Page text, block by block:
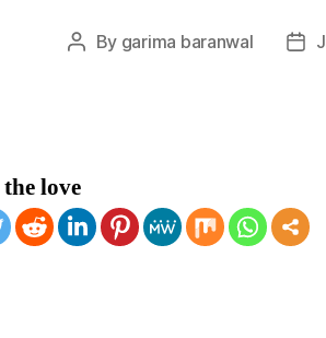
Post
By garima baranwal
love